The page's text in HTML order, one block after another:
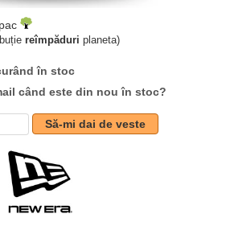
reîmpăduri planeta)
în stoc
când este din nou în stoc?
Să-mi dai de veste